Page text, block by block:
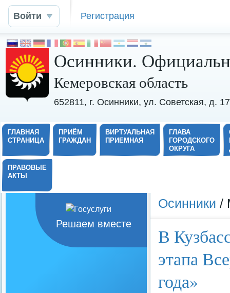
Войти Регистрация
Осинники.
Кемеровская область
652811, г. Осинники, ул. Советская, д.
ГЛАВНАЯ
СТРАНИЦА
ПРИЁМ
ГРАЖДАН
ВИРТУАЛЬНАЯ
ПРИЕМНАЯ
ГЛАВА
ГОРОДСКОГО
ОКРУГА
ПРАВОВЫЕ
АКТЫ
Осинники /
В
этапа
года»
Решаем вместе